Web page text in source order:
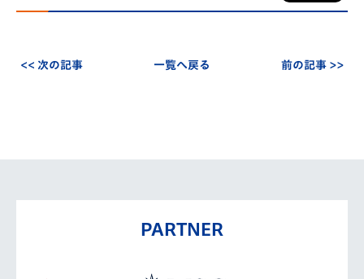
<< 次の記事 一覧へ戻る 前の記事 >>
PARTNER